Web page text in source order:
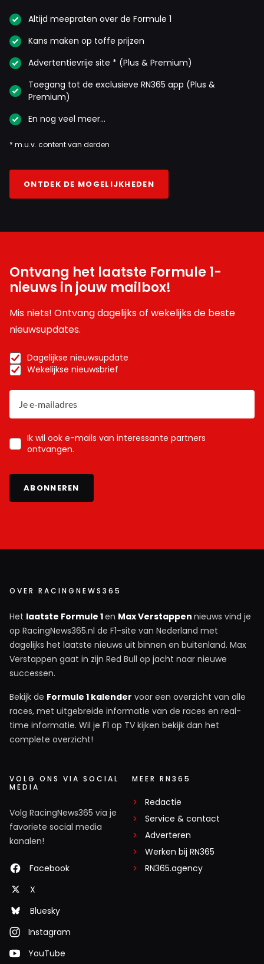
Altijd meepraten over de Formule 1
Kans maken op toffe prijzen
Advertentievrije site * (Plus & Premium)
Toegang tot de exclusieve RN365 app (Plus &
Premium)
En nog veel meer…
* m.u.v. content van derden
ONTDEK DE MOGELIJKHEDEN
Ontvang het laatste Formule 1-
nieuws in jouw mailbox!
Mis niets! Ontvang dagelijks of wekelijks de beste
nieuwsupdates.
Dagelijkse nieuwsupdate
Wekelijkse nieuwsbrief
Ik wil ook e-mails van interessante partners
ontvangen.
ABONNEREN
OVER RACINGNEWS365
Het laatste Formule 1en Max Verstappen nieuws vind je
op RacingNews365.nl de F1-site van Nederland met
dagelijks het laatste nieuws uit binnen en buitenland. Max
Verstappen gaat in zijn Red Bull op jacht naar nieuwe
successen.
Bekijk de Formule 1 kalender voor een overzicht van alle
races, met uitgebreide informatie van de races en real-
time informatie. Wil je F1 op TV kijken bekijk dan het
complete overzicht!
VOLG ONS VIA SOCIAL
MEDIA
Volg RacingNews365 via je
favoriete social media
kanalen!
Facebook
X
Bluesky
Instagram
YouTube
MEER RN365
Redactie
Service & contact
Adverteren
Werken bij RN365
RN365.agency